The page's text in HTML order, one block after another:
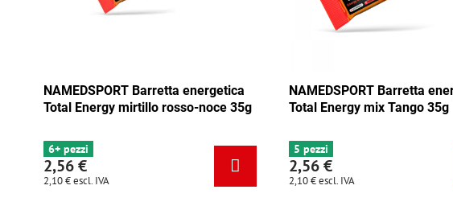
NAMEDSPORT Barretta energetica
Total Energy mirtillo rosso-noce 35g
6+ pezzi
2,56 €
2,10 €escl. IVA
NAMEDSPORT Barretta
Total Energy mix Tango 35g
5 pezzi
2,56 €
2,10 €escl. IVA